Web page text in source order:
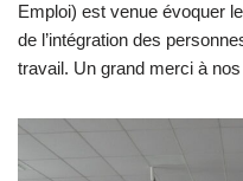
Emploi) est venue évoquer
de l’intégration des
travail. Un grand merci à